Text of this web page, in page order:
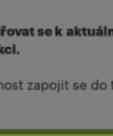
se k
zapojit se